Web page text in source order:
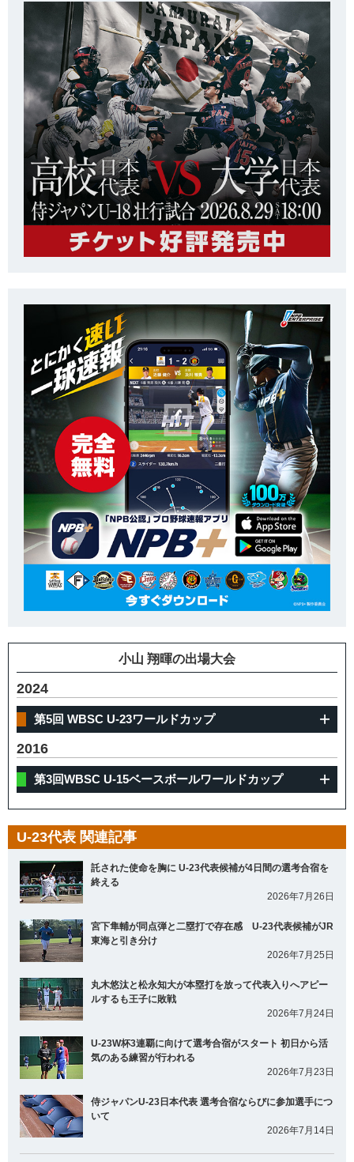
小山 翔暉の出場大会
2024
第5回 WBSC U-23ワールドカップ
2016
第3回WBSC U-15ベースボールワールドカップ
U-23代表 関連記事
託された使命を胸に U-23代表候補が4日間の選考合宿を
終える
2026年7月26日
宮下隼輔が同点弾と二塁打で存在感 U-23代表候補がJR
東海と引き分け
2026年7月25日
丸木悠汰と松永知大が本塁打を放って代表入りへアピー
ルするも王子に敗戦
2026年7月24日
U-23W杯3連覇に向けて選考合宿がスタート 初日から活
気のある練習が行われる
2026年7月23日
侍ジャパンU-23日本代表 選考合宿ならびに参加選手につ
いて
2026年7月14日